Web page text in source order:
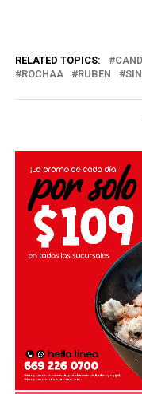
RELATED TOPICS:
ROCHAA
RUBEN